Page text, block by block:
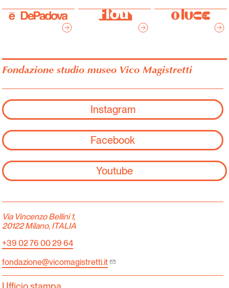
Fondazione studio museo Vico Magistretti
Instagram
Facebook
Youtube
Via Vincenzo Bellini 1,
20122 Milano, ITALIA
+39 02 76 00 29 64
fondazione@vicomagistretti.it